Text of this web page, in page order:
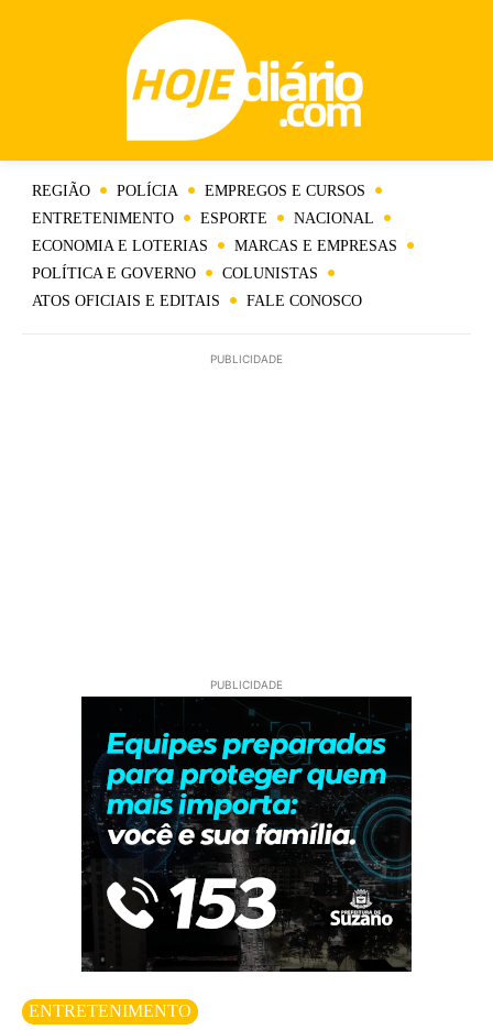
REGIÃO POLÍCIA
EMPREGOS E CURSOS
ENTRETENIMENTO
ESPORTE
NACIONAL
ECONOMIA E LOTERIAS
MARCAS E EMPRESAS
POLÍTICA E GOVERNO
COLUNISTAS
ATOS OFICIAIS E EDITAIS
FALE CONOSCO
PUBLICIDADE
PUBLICIDADE
ENTRETENIMENTO